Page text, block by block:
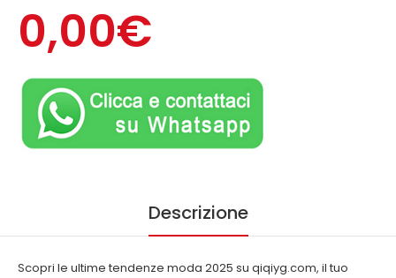
0,00€
Descrizione
Scopri le ultime tendenze moda 2025 su qiqiyg.com, il tuo